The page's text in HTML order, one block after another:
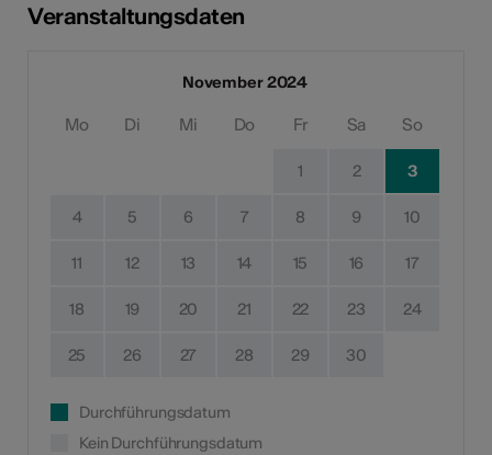
Veranstaltungsdaten
November 2024
Mo Di Mi Do Fr Sa So
1 2 3
4 5 6 7 8 9 10
11 12 13 14 15 16 17
18 19 20 21 22 23 24
25 26 27 28 29 30
Durchführungsdatum
Kein Durchführungsdatum